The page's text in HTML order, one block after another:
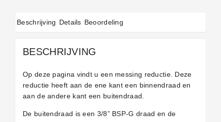
Beschrijving Details Beoordeling
BESCHRIJVING
Op deze pagina vindt u een messing reductie. Deze
reductie heeft aan de ene kant een binnendraad en
aan de andere kant een buitendraad.
De buitendraad is een 3/8” BSP-G draad en de